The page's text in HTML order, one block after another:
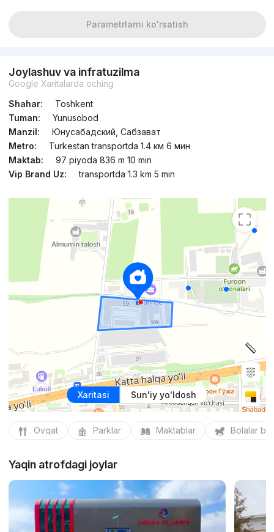
Parametrlarni ko'rsatish
Joylashuv va infratuzilma
Google Xaritalarda oching
Shahar:
Toshkent
Tuman:
Yunusobod
Manzil:
Юнусабадский, Сабзават
Metro:
Turkestan transportda 1.4 км 6 мин
Maktab:
97 piyoda 836 m 10 min
Vip Brand Uz:
transportda 1.3 km 5 min
Xaritasi Sun'iy yo'ldosh
Ovqat Parklar Maktablar Bolalar
Yaqin atrofdagi joylar